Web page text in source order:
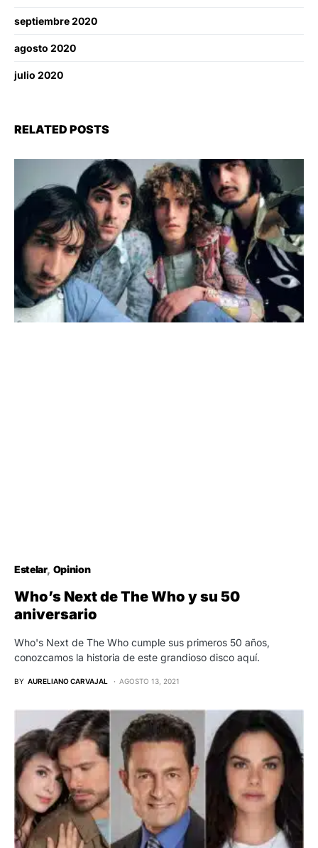
septiembre 2020
agosto 2020
julio 2020
RELATED POSTS
Estelar Opinion
Who’s Next de The Who y su 50
aniversario
Who's Next de The Who cumple sus primeros 50 años,
conozcamos la historia de este grandioso disco aquí.
BY AURELIANO CARVAJAL AGOSTO 13, 2021